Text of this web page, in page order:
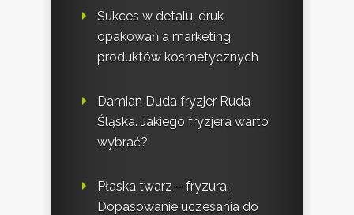
Sukces w detalu: druk
opakowań a marketing
produktów kosmetycznych
Damian Duda fryzjer Ruda
Śląska. Jakiego fryzjera warto
wybrać?
Płaska twarz – fryzura.
Dopasowanie uczesania do